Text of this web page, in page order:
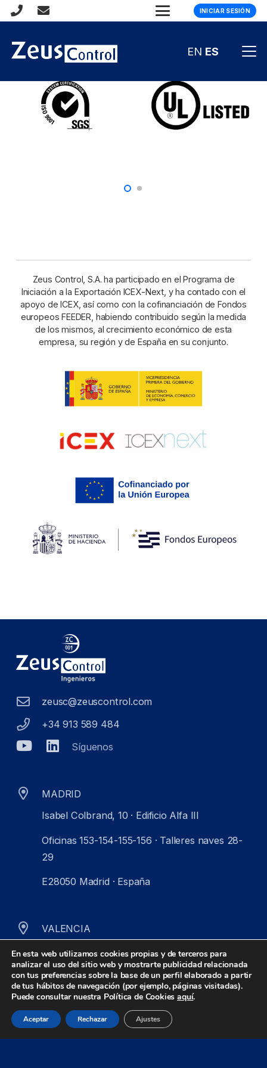
INICIAR SESIÓN
EN ES
Certificaciones
Zeus Control, S.A. ha participado en el Programa de
Iniciación a la Exportación ICEX-Next, y ha contado con el
apoyo de ICEX, así como con la cofinanciación de Fondos
europeos FEEDER, habiendo contribuido según la medida
de los mismos, al crecimiento económico de esta
empresa, su región y de España en su conjunto.
zeusc@zeuscontrol.com
+34 913 589 484
Síguenos
MADRID
Isabel Colbrand, 10 · Edificio Alfa III
Oficinas 153-154-155-156 · Talleres naves 28-
29
E28050 Madrid · España
VALENCIA
Botiguers, 5 · Edificio Manuel Borso, Bloque B
Oficinas B106-B107
E46980 Paterna (Valencia) · España
En esta web utilizamos cookies propias y de terceros para
analizar el uso del sitio web y mostrarte publicidad relacionada
con tus preferencias sobre la base de un perfil elaborado a partir
de tus hábitos de navegación (por ejemplo, páginas visitadas).
Puede consultar nuestra Política de Cookiesaquí.
Aceptar Rechazar Ajustes